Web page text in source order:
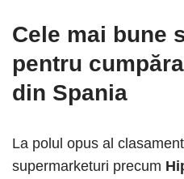
Cele mai bune
pentru
din Spania
La polul opus al
supermarketuri precum